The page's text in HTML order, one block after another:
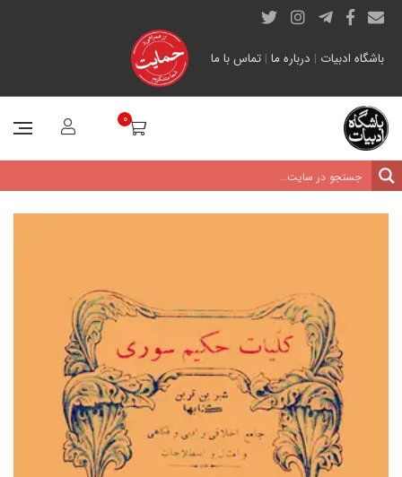
باشگاه ادبیات | درباره ما | تماس با ما
0